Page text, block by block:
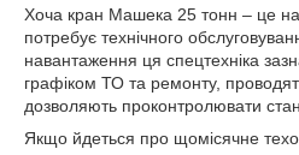
Хоча кран Машека 25 тонн – це
потребує технічного
навантаження ця спецтехніка
графіком ТО та ремонту,
дозволяють проконтролювати
Якщо йдеться про щомісячне